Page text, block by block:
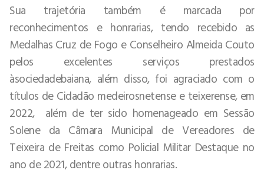
Sua trajetória também é marcada por
reconhecimentos e honrarias, tendo recebido as
Medalhas Cruz de Fogo e Conselheiro Almeida Couto
pelos excelentes serviços prestados
àsociedadebaiana, além disso, foi agraciado com o
títulos de Cidadão medeirosnetense e teixerense, em
2022, além de ter sido homenageado em Sessão
Solene da Câmara Municipal de Vereadores de
Teixeira de Freitas como Policial Militar Destaque no
ano de 2021, dentre outras honrarias.